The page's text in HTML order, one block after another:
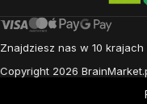
Znajdziesz nas w 10 krajach
Copyright 2026
Zasady przetwarzania